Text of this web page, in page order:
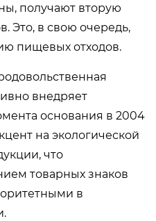
получают вторую
Это, в свою очередь,
пищевых отходов.
внедряет
основания в 2004
на экологической
что
товарных знаков
в